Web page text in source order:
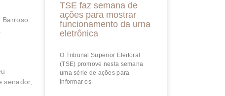
senador,
TSE faz semana de
ações para mostrar
funcionamento da urna
eletrônica
O Tribunal Superior Eleitoral
(TSE) promove nesta semana
uma série de ações para
informar os